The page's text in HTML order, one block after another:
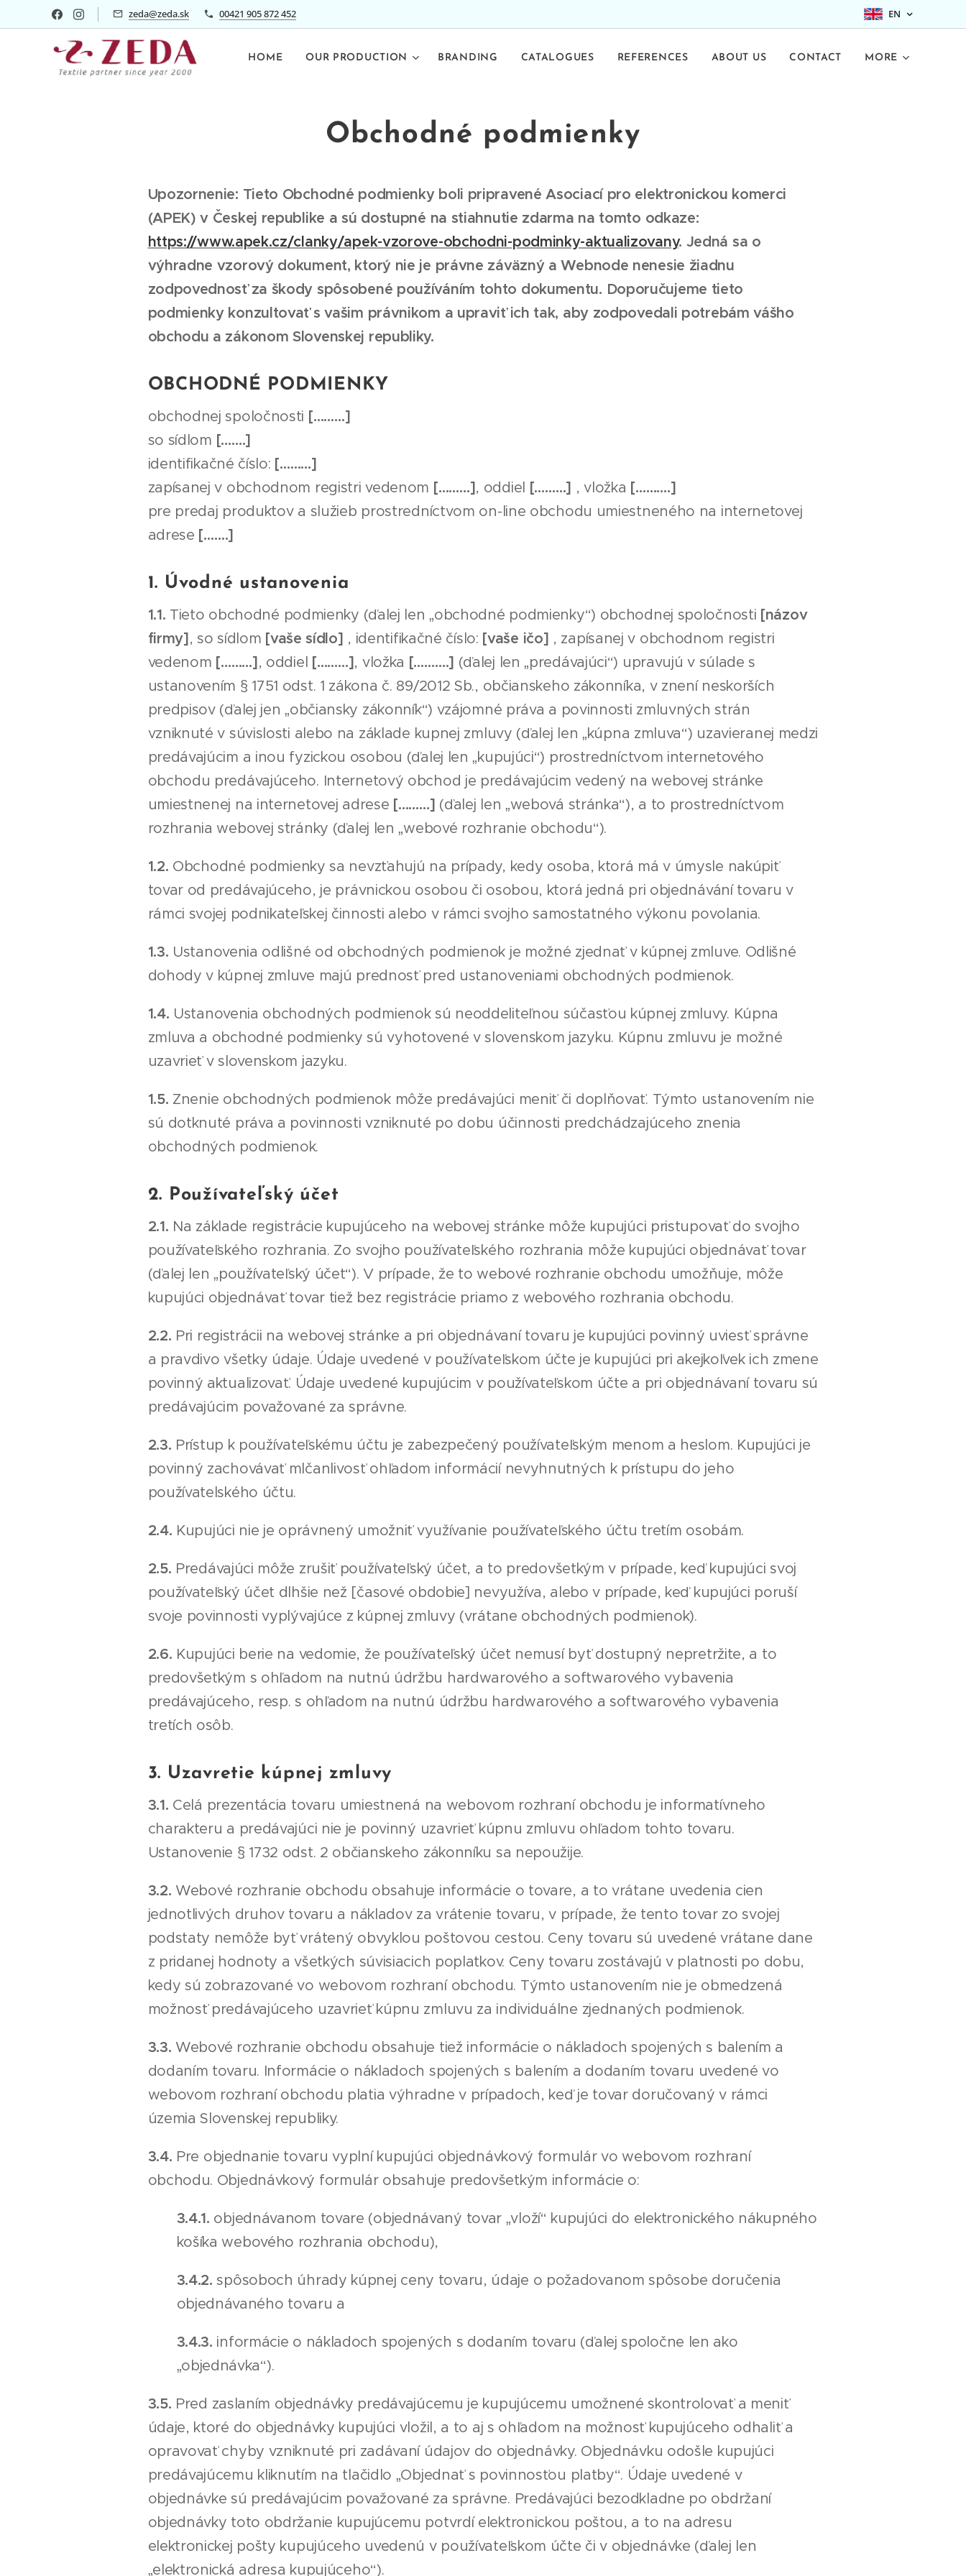
zeda@zeda.sk 00421 905 872 452 EN
HOME OUR PRODUCTION BRANDING CATALOGUES REFERENCES ABOUT US CONTACT MORE
Obchodné podmienky
Upozornenie: Tieto Obchodné podmienky boli pripravené Asociací pro elektronickou komerci
(APEK) v Českej republike a sú dostupné na stiahnutie zdarma na tomto odkaze:
https://www.apek.cz/clanky/apek-vzorove-obchodni-podminky-aktualizovany. Jedná sa o
výhradne vzorový dokument, ktorý nie je právne záväzný a Webnode nenesie žiadnu
zodpovednosť za škody spôsobené používáním tohto dokumentu. Doporučujeme tieto
podmienky konzultovať s vašim právnikom a upraviť ich tak, aby zodpovedali potrebám vášho
obchodu a zákonom Slovenskej republiky.
OBCHODNÉ PODMIENKY
obchodnej spoločnosti [………]
so sídlom […….]
identifikačné číslo: [………]
zapísanej v obchodnom registri vedenom [………], oddiel [………] , vložka [……….]
pre predaj produktov a služieb prostredníctvom on-line obchodu umiestneného na internetovej
adrese […….]
1. Úvodné ustanovenia
1.1. Tieto obchodné podmienky (ďalej len „obchodné podmienky“) obchodnej spoločnosti [názov
firmy], so sídlom [vaše sídlo] , identifikačné číslo: [vaše ičo] , zapísanej v obchodnom registri
vedenom [………], oddiel [………], vložka [……….] (ďalej len „predávajúci“) upravujú v súlade s
ustanovením § 1751 odst. 1 zákona č. 89/2012 Sb., občianskeho zákonníka, v znení neskorších
predpisov (ďalej jen „občiansky zákonník“) vzájomné práva a povinnosti zmluvných strán
vzniknuté v súvislosti alebo na základe kupnej zmluvy (ďalej len „kúpna zmluva“) uzavieranej medzi
predávajúcim a inou fyzickou osobou (ďalej len „kupujúci“) prostredníctvom internetového
obchodu predávajúceho. Internetový obchod je predávajúcim vedený na webovej stránke
umiestnenej na internetovej adrese [………] (ďalej len „webová stránka“), a to prostredníctvom
rozhrania webovej stránky (ďalej len „webové rozhranie obchodu“).
1.2. Obchodné podmienky sa nevzťahujú na prípady, kedy osoba, ktorá má v úmysle nakúpiť
tovar od predávajúceho, je právnickou osobou či osobou, ktorá jedná pri objednávání tovaru v
rámci svojej podnikateľskej činnosti alebo v rámci svojho samostatného výkonu povolania.
1.3. Ustanovenia odlišné od obchodných podmienok je možné zjednať v kúpnej zmluve. Odlišné
dohody v kúpnej zmluve majú prednosť pred ustanoveniami obchodných podmienok.
1.4. Ustanovenia obchodných podmienok sú neoddeliteľnou súčasťou kúpnej zmluvy. Kúpna
zmluva a obchodné podmienky sú vyhotovené v slovenskom jazyku. Kúpnu zmluvu je možné
uzavrieť v slovenskom jazyku.
1.5. Znenie obchodných podmienok môže predávajúci meniť či doplňovať. Týmto ustanovením nie
sú dotknuté práva a povinnosti vzniknuté po dobu účinnosti predchádzajúceho znenia
obchodných podmienok.
2. Používateľský účet
2.1. Na základe registrácie kupujúceho na webovej stránke môže kupujúci pristupovať do svojho
používateľského rozhrania. Zo svojho používateľského rozhrania môže kupujúci objednávať tovar
(ďalej len „používateľský účet“). V prípade, že to webové rozhranie obchodu umožňuje, môže
kupujúci objednávať tovar tiež bez registrácie priamo z webového rozhrania obchodu.
2.2. Pri registrácii na webovej stránke a pri objednávaní tovaru je kupujúci povinný uviesť správne
a pravdivo všetky údaje. Údaje uvedené v používateľskom účte je kupujúci pri akejkoľvek ich zmene
povinný aktualizovať. Údaje uvedené kupujúcim v používateľskom účte a pri objednávaní tovaru sú
predávajúcim považované za správne.
2.3. Prístup k používateľskému účtu je zabezpečený používateľským menom a heslom. Kupujúci je
povinný zachovávať mlčanlivosť ohľadom informácií nevyhnutných k prístupu do jeho
používatelského účtu.
2.4. Kupujúci nie je oprávnený umožniť využívanie používateľského účtu tretím osobám.
2.5. Predávajúci môže zrušiť používateľský účet, a to predovšetkým v prípade, keď kupujúci svoj
používateľský účet dlhšie než [časové obdobie] nevyužíva, alebo v prípade, keď kupujúci poruší
svoje povinnosti vyplývajúce z kúpnej zmluvy (vrátane obchodných podmienok).
2.6. Kupujúci berie na vedomie, že používateľský účet nemusí byť dostupný nepretržite, a to
predovšetkým s ohľadom na nutnú údržbu hardwarového a softwarového vybavenia
predávajúceho, resp. s ohľadom na nutnú údržbu hardwarového a softwarového vybavenia
tretích osôb.
3. Uzavretie kúpnej zmluvy
3.1. Celá prezentácia tovaru umiestnená na webovom rozhraní obchodu je informatívneho
charakteru a predávajúci nie je povinný uzavrieť kúpnu zmluvu ohľadom tohto tovaru.
Ustanovenie § 1732 odst. 2 občianskeho zákonníku sa nepoužije.
3.2. Webové rozhranie obchodu obsahuje informácie o tovare, a to vrátane uvedenia cien
jednotlivých druhov tovaru a nákladov za vrátenie tovaru, v prípade, že tento tovar zo svojej
podstaty nemôže byť vrátený obvyklou poštovou cestou. Ceny tovaru sú uvedené vrátane dane
z pridanej hodnoty a všetkých súvisiacich poplatkov. Ceny tovaru zostávajú v platnosti po dobu,
kedy sú zobrazované vo webovom rozhraní obchodu. Týmto ustanovením nie je obmedzená
možnosť predávajúceho uzavrieť kúpnu zmluvu za individuálne zjednaných podmienok.
3.3. Webové rozhranie obchodu obsahuje tiež informácie o nákladoch spojených s balením a
dodaním tovaru. Informácie o nákladoch spojených s balením a dodaním tovaru uvedené vo
webovom rozhraní obchodu platia výhradne v prípadoch, keď je tovar doručovaný v rámci
územia Slovenskej republiky.
3.4. Pre objednanie tovaru vyplní kupujúci objednávkový formulár vo webovom rozhraní
obchodu. Objednávkový formulár obsahuje predovšetkým informácie o:
3.4.1. objednávanom tovare (objednávaný tovar „vloží“ kupujúci do elektronického nákupného
košíka webového rozhrania obchodu),
3.4.2.spôsoboch úhrady kúpnej ceny tovaru, údaje o požadovanom spôsobe doručenia
objednávaného tovaru a
3.4.3. informácie o nákladoch spojených s dodaním tovaru (ďalej spoločne len ako
„objednávka“).
3.5. Pred zaslaním objednávky predávajúcemu je kupujúcemu umožnené skontrolovať a meniť
údaje, ktoré do objednávky kupujúci vložil, a to aj s ohľadom na možnosť kupujúceho odhaliť a
opravovať chyby vzniknuté pri zadávaní údajov do objednávky. Objednávku odošle kupujúci
predávajúcemu kliknutím na tlačidlo „Objednať s povinnosťou platby“. Údaje uvedené v
objednávke sú predávajúcim považované za správne. Predávajúci bezodkladne po obdržaní
objednávky toto obdržanie kupujúcemu potvrdí elektronickou poštou, a to na adresu
elektronickej pošty kupujúceho uvedenú v používateľskom účte či v objednávke (ďalej len
„elektronická adresa kupujúceho“).